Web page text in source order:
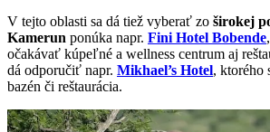
V tejto oblasti sa dá tiež vyberať zo širokej
Kamerun ponúka napr. Fini Hotel Bobende
očakávať kúpeľné a wellness centrum aj
dá odporučiť napr. Mikhael’s Hotel, ktorého
bazén či reštaurácia.